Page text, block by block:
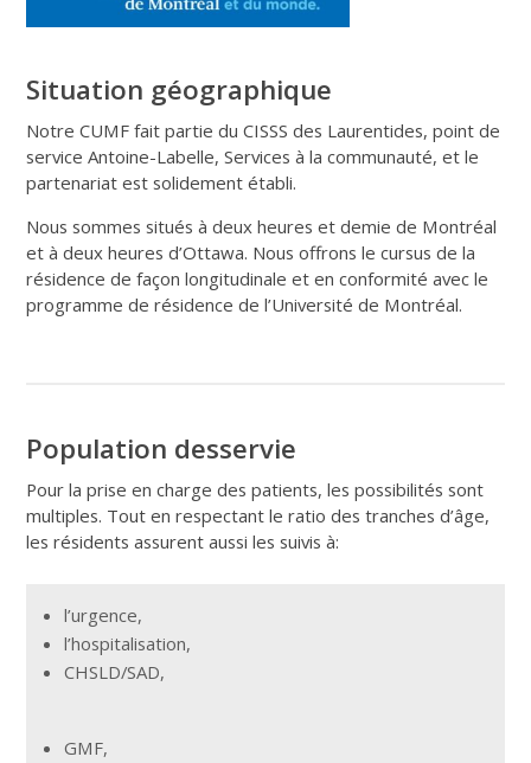
Situation géographique
Notre CUMF fait partie du CISSS des Laurentides, point de
service Antoine-Labelle, Services à la communauté, et le
partenariat est solidement établi.
Nous sommes situés à deux heures et demie de Montréal
et à deux heures d’Ottawa. Nous offrons le cursus de la
résidence de façon longitudinale et en conformité avec le
programme de résidence de l’Université de Montréal.
Population desservie
Pour la prise en charge des patients, les possibilités sont
multiples. Tout en respectant le ratio des tranches d’âge,
les résidents assurent aussi les suivis à:
l’urgence,
l’hospitalisation,
CHSLD/SAD,
GMF,